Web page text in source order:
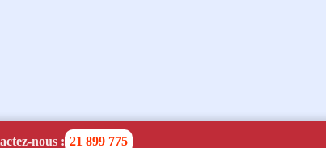
nous : 21 899 775